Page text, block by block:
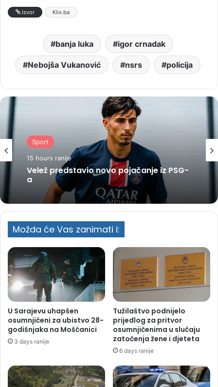
Izvor Klix.ba
banja luka igor crnadak
Nebojša Vukanović nsrs policija
Sport
15 hours ranije
Velež predstavio novo pojačanje iz PSG-
a
Možda će Vas zanimati i:
U Sarajevu uhapšen
osumnjičeni za ubistvo 28-
godišnjaka na Mošćanici
3 days ranije
Tužilaštvo podnijelo
prijedlog za pritvor
osumnjičenima u slučaju
zatočenja žene i djeteta
6 days ranije